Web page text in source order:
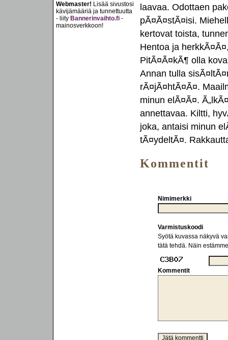
Webmaster! Lisää sivustosi
kävijämääriä ja tunnettuutta
- liity Bannerinvaihto.fi -
mainosverkkoon!
laavaa. Odottaen
pÃ¤Ã¤stÃ¤isi.
kertovat toista,
Hentoa ja
PitÃ¤Ã¤kÃ¶ olla
Annan tulla
rÃ¤jÃ¤htÃ¤Ã¤.
minun elÃ¤Ã¤.
annettavaa. Kiltti,
joka, antaisi minun
tÃ¤ydeltÃ¤.
Kommentit
Nimimerkki
Varmistuskoodi
Syötä kuvassa näkyvä
tätä tehdä. Näin
Kommentit